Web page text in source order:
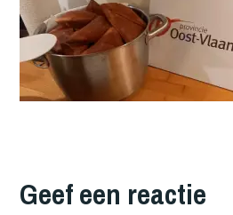
Geef een reactie